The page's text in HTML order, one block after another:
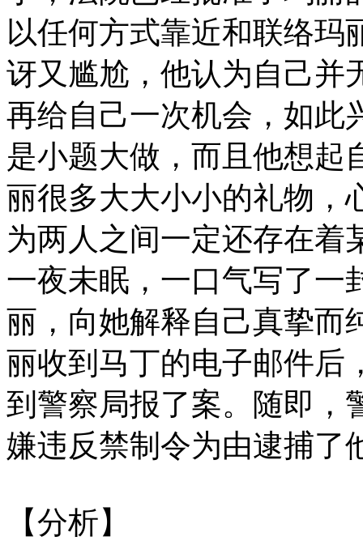
以任何方式靠近和联络玛
讶又尴尬，他认为自己并
再给自己一次机会，如此
是小题大做，而且他想起
丽很多大大小小的礼物，
为两人之间一定还存在着
一夜未眠，一口气写了一
丽，向她解释自己真挚而
丽收到马丁的电子邮件后
到警察局报了案。随即，
嫌违反禁制令为由逮捕了
【分析】